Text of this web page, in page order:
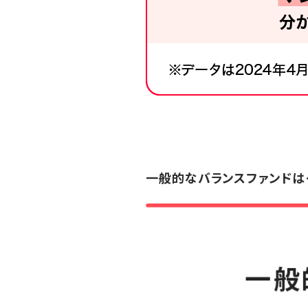
一般的なバランスファンド